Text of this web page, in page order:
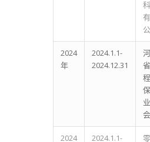
2024
年
2024.1.1-
2024.12.31
会
2024 2024.1.1-